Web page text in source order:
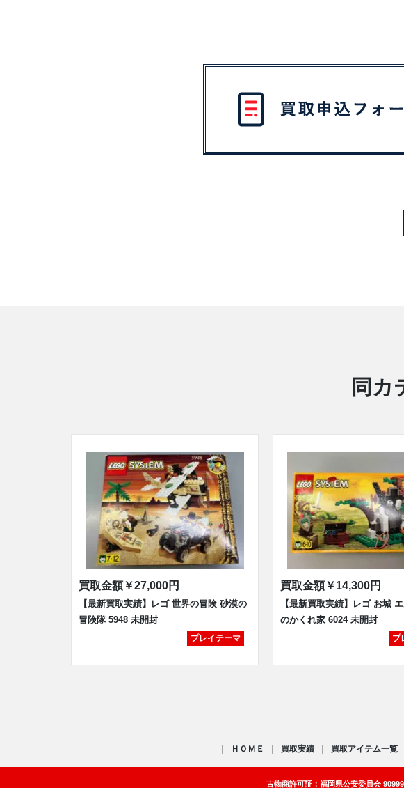
同カ
買取金額￥27,000円
【最新買取実績】レゴ 世界の冒険 砂漠の
冒険隊 5948 未開封
プレイテーマ
買取金額￥14,300円
【最新買取実績】レゴ お城
のかくれ家 6024 未開封
プ
ＨＯＭＥ 買取実績 買取アイテム一覧
古物商許可証：福岡県公安委員会